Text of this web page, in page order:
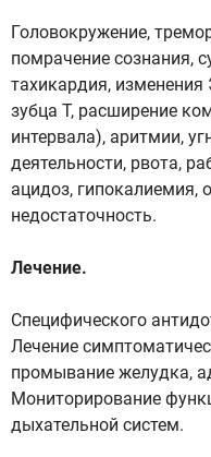
Головокружение,
помрачение сознания,
тахикардия, изменения
зубца Т, расширение
интервала), аритмии,
деятельности, рвота,
ацидоз, гипокалиемия,
недостаточность.
Лечение.
Специфического
Лечение
промывание желудка,
Мониторирование
дыхательной систем.